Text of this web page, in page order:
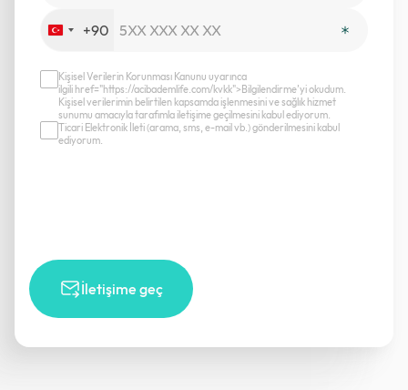
Turkey
+90
İletişime geç
Kişisel Verilerin Korunması Kanunu uyarınca
ilgili href="https://acibademlife.com/kvkk">Bilgilendirme’yi okudum.
Kişisel verilerimin belirtilen kapsamda işlenmesini ve sağlık hizmet
sunumu amacıyla tarafımla iletişime geçilmesini kabul ediyorum.
Ticari Elektronik İleti (arama, sms, e-mail vb.) gönderilmesini kabul
ediyorum.